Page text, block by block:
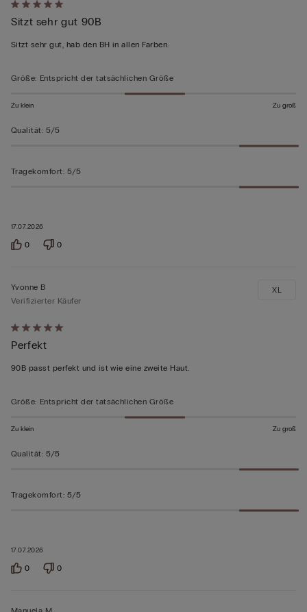
Mit
5
von
bewertet
17.07.2026
Sitzt sehr gut 90B
Sitzt sehr gut, hab den BH in allen Farben.
Größe: Entspricht der tatsächlichen Größe
Zu klein Zu groß
Qualität: 5/5
Tragekomfort: 5/5
0 0
Mit
5
von
bewertet
17.07.2026
Yvonne B
Verifizierter Käufer
Perfekt
90B passt perfekt und ist wie eine zweite Haut.
XL
Größe: Entspricht der tatsächlichen Größe
Zu klein Zu groß
Qualität: 5/5
Tragekomfort: 5/5
0 0